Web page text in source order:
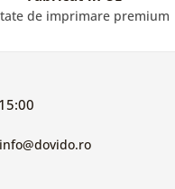
de imprimare premium
info@dovido.ro